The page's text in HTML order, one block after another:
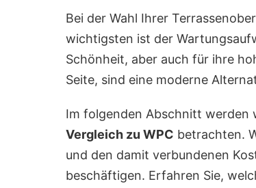
Bei der Wahl Ihrer
wichtigsten ist der
Schönheit, aber auch für ihre
Seite, sind eine moderne
Im folgenden Abschnitt werden
Vergleich zu WPC betrachten.
und den damit verbundenen
beschäftigen. Erfahren Sie,